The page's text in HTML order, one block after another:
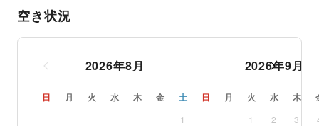
空き状況
2026年8月
日 月 火 水 木 金 土
1
2026年9月
日 月 火 水 木
1 2 3